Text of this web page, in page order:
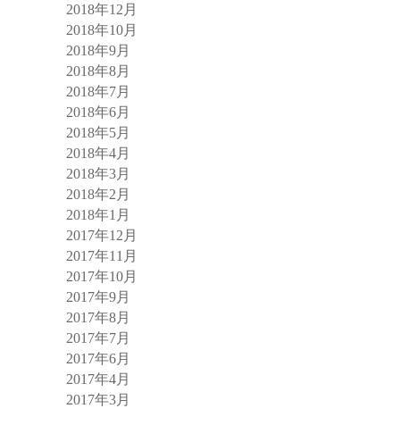
2018年12月
2018年10月
2018年9月
2018年8月
2018年7月
2018年6月
2018年5月
2018年4月
2018年3月
2018年2月
2018年1月
2017年12月
2017年11月
2017年10月
2017年9月
2017年8月
2017年7月
2017年6月
2017年4月
2017年3月